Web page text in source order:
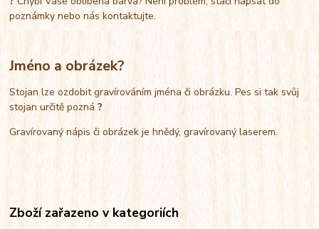
poznámky nebo nás kontaktujte.
Jméno a obrázek?
Stojan lze ozdobit gravírováním jména či obrázku. Pes si tak svůj
stojan určitě pozná?
Gravírovaný nápis či obrázek je hnědý, gravírovaný laserem.
Zboží zařazeno v kategoriích